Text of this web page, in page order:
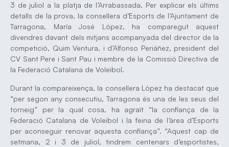
3 de juliol a la platja de l’Arrabassada. Per explicar els últims
detalls de la prova, la consellera d’Esports de l’Ajuntament de
Tarragona, María José López, ha comparegut aquest
divendres davant dels mitjans acompanyada del director de la
competició, Quim Ventura, i d’Alfonso Periáñez, president del
CV Sant Pere i Sant Pau i membre de la Comissió Directiva de
la Federació Catalana de Voleibol.
Durant la compareixença, la consellera López ha destacat que
“per segon any consecutiu, Tarragona és una de les seus del
torneig” per la qual cosa, ha agraït “la confiança de la
Federació Catalana de Voleibol i la feina de l’àrea d’Esports
per aconseguir renovar aquesta confiança”. “Aquest cap de
setmana, 2 i 3 de juliol, tindrem centenars d’esportistes,